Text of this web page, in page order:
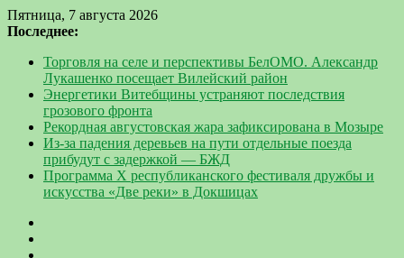
Пятница, 7 августа 2026
Последнее:
Торговля на селе и перспективы БелОМО. Александр
Лукашенко посещает Вилейский район
Энергетики Витебщины устраняют последствия
грозового фронта
Рекордная августовская жара зафиксирована в Мозыре
Из-за падения деревьев на пути отдельные поезда
прибудут с задержкой — БЖД
Программа Х республиканского фестиваля дружбы и
искусства «Две реки» в Докшицах